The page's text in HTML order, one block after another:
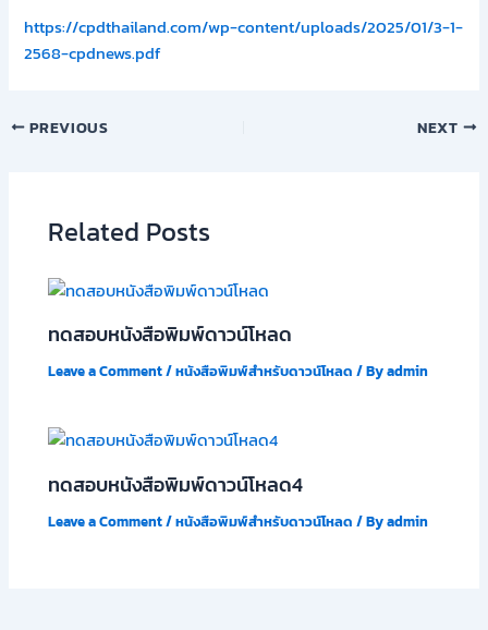
https://cpdthailand.com/wp-content/uploads/2025/01/3-1-
2568-cpdnews.pdf
PREVIOUS NEXT
Related Posts
ทดสอบหนังสือพิมพ์ดาวน์โหลด
Leave a Comment/หนังสือพิมพ์สำหรับดาวน์โหลด / Byadmin
ทดสอบหนังสือพิมพ์ดาวน์โหลด4
Leave a Comment/หนังสือพิมพ์สำหรับดาวน์โหลด / Byadmin